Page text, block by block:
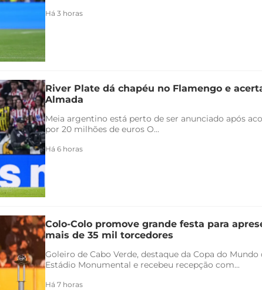
Há 3 horas
River Plate dá chapéu no Flamengo e
Almada
Meia argentino está perto de ser anunciado após
por 20 milhões de euros O...
Há 6 horas
Colo-Colo promove grande festa para
mais de 35 mil torcedores
Goleiro de Cabo Verde, destaque da Copa do
Estádio Monumental e recebeu recepção com...
Há 7 horas